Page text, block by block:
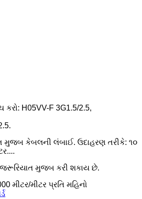
H05VV-F 3G1.5/2.5,
મુજબ કેબલની લંબાઈ. ઉદાહરણ તરીકે: ૧૦
..
જરૂરિયાત મુજબ કરી શકાય છે.
મીટર/મીટર પ્રતિ મહિનો